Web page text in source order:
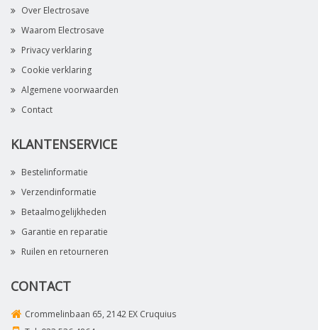
Over Electrosave
Waarom Electrosave
Privacy verklaring
Cookie verklaring
Algemene voorwaarden
Contact
KLANTENSERVICE
Bestelinformatie
Verzendinformatie
Betaalmogelijkheden
Garantie en reparatie
Ruilen en retourneren
CONTACT
Crommelinbaan 65, 2142 EX Cruquius